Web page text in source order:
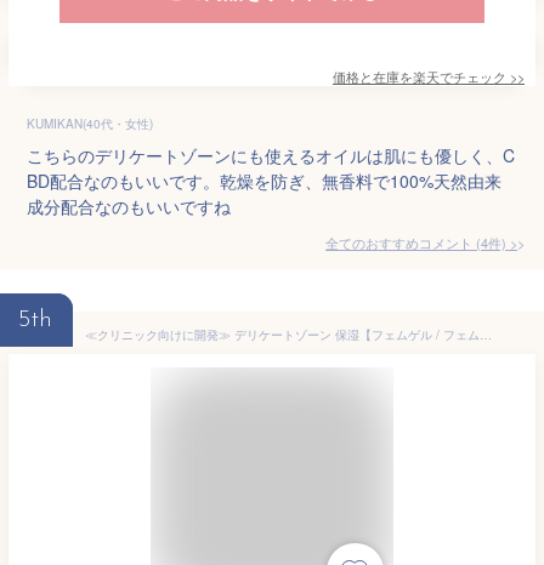
価格と在庫を楽天でチェック >>
KUMIKAN(40代・女性)
こちらのデリケートゾーンにも使えるオイルは肌にも優しく、C
BD配合なのもいいです。乾燥を防ぎ、無香料で100%天然由来
成分配合なのもいいですね
全てのおすすめコメント (4件) >
5th
≪クリニック向けに開発≫ デリケートゾーン 保湿【フェムゲル / フェムゼリー】更年期 デリケートゾーン 保湿 クリーム 潤滑ゼリー 妊活ジェル フェミニンケア フェムケア フェムテック 潤滑ローション 潤滑ジェル 女性用 乾燥 臭い におい 閉経 閉経後